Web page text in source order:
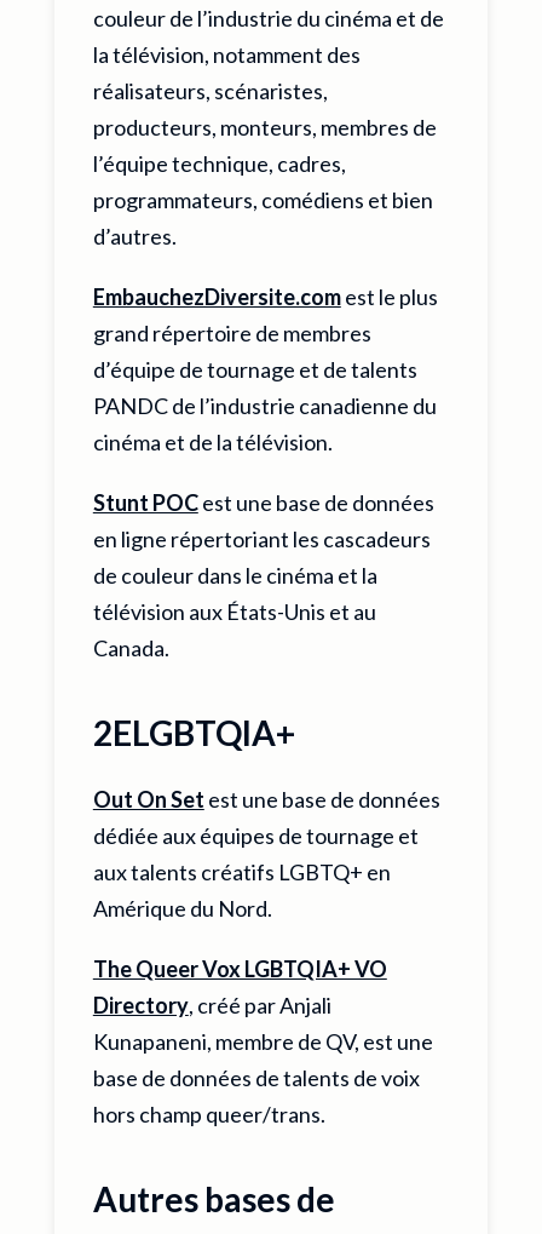
couleur de l’industrie du cinéma et de
la télévision, notamment des
réalisateurs, scénaristes,
producteurs, monteurs, membres de
l’équipe technique, cadres,
programmateurs, comédiens et bien
d’autres.
EmbauchezDiversite.comest le plus
grand répertoire de membres
d’équipe de tournage et de talents
PANDC de l’industrie canadienne du
cinéma et de la télévision.
Stunt POCest une base de données
en ligne répertoriant les cascadeurs
de couleur dans le cinéma et la
télévision aux États-Unis et au
Canada.
2ELGBTQIA+
Out On Set est une base de données
dédiée aux équipes de tournage et
aux talents créatifs LGBTQ+ en
Amérique du Nord.
The Queer Vox LGBTQIA+ VO
Directory, créé par Anjali
Kunapaneni, membre de QV, est une
base de données de talents de voix
hors champ queer/trans.
Autres bases de